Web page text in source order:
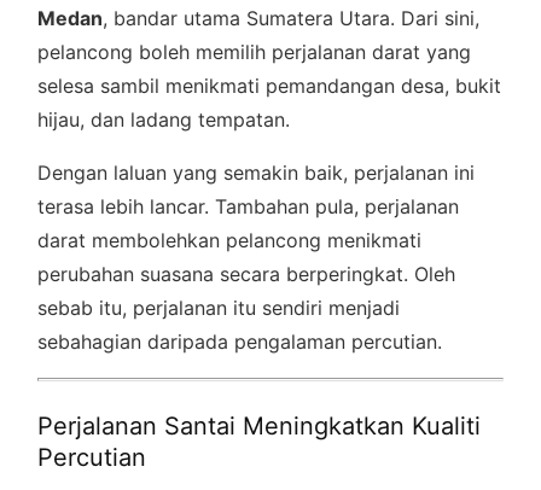
Medan, bandar utama Sumatera Utara. Dari sini,
pelancong boleh memilih perjalanan darat yang
selesa sambil menikmati pemandangan desa, bukit
hijau, dan ladang tempatan.
Dengan laluan yang semakin baik, perjalanan ini
terasa lebih lancar. Tambahan pula, perjalanan
darat membolehkan pelancong menikmati
perubahan suasana secara berperingkat. Oleh
sebab itu, perjalanan itu sendiri menjadi
sebahagian daripada pengalaman percutian.
Perjalanan Santai Meningkatkan Kualiti
Percutian